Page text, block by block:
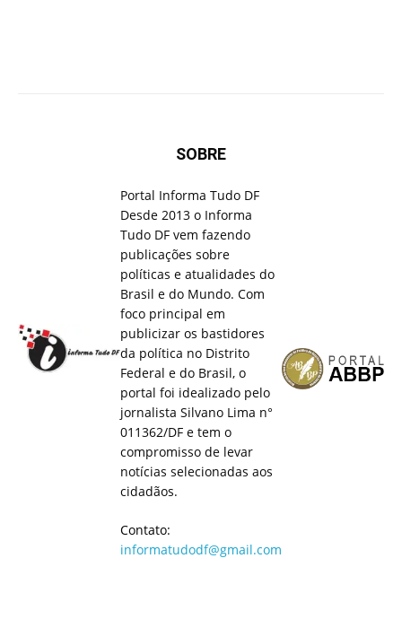
SOBRE
Portal Informa Tudo DF
Desde 2013 o Informa
Tudo DF vem fazendo
publicações sobre
políticas e atualidades do
Brasil e do Mundo. Com
foco principal em
publicizar os bastidores
da política no Distrito
Federal e do Brasil, o
portal foi idealizado pelo
jornalista Silvano Lima n°
011362/DF e tem o
compromisso de levar
notícias selecionadas aos
cidadãos.
Contato:
informatudodf@gmail.com